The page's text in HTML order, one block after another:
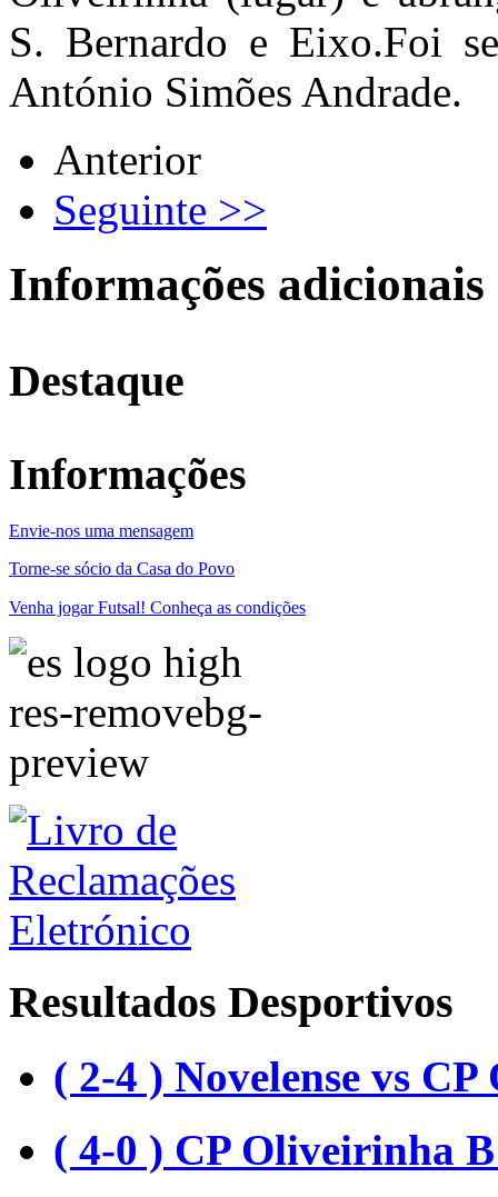
S. Bernardo e Eixo.Foi
António Simões Andrade.
Anterior
Seguinte >>
Informações adicionais
Destaque
Informações
Envie-nos uma mensagem
Torne-se sócio da Casa do Povo
Venha jogar Futsal! Conheça as condições
Resultados Desportivos
( 2-4 ) Novelense vs
( 4-0 ) CP Oliveirinha